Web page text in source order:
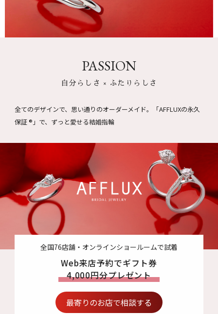
PASSION
自分らしさ × ふたりらしさ
全てのデザインで、思い通りのオーダーメイド。
「AFFLUXの永久
保証 ®」で、ずっと愛せる結婚指輪
全国76店舗・オンラインショールームで試着
Web来店予約でギフト券
4,000円分プレゼント
最寄りのお店で相談する